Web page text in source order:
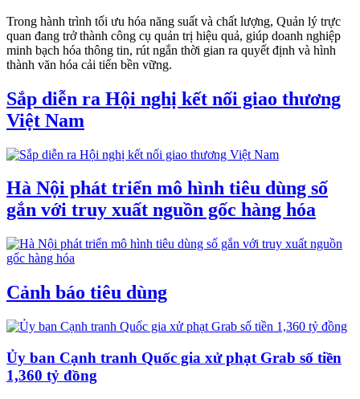
Trong hành trình tối ưu hóa năng suất và chất lượng, Quản lý trực
quan đang trở thành công cụ quản trị hiệu quả, giúp doanh nghiệp
minh bạch hóa thông tin, rút ngắn thời gian ra quyết định và hình
thành văn hóa cải tiến bền vững.
Sắp diễn ra Hội nghị kết nối giao thương
Việt Nam
Hà Nội phát triển mô hình tiêu dùng số
gắn với truy xuất nguồn gốc hàng hóa
Cảnh báo tiêu dùng
Ủy ban Cạnh tranh Quốc gia xử phạt Grab số tiền
1,360 tỷ đồng